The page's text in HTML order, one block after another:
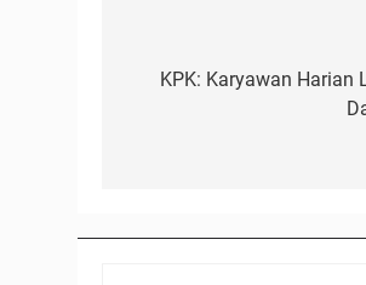
posKPK: Karyawan Harian